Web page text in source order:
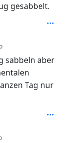
gesabbelt.
sabbeln aber
Tag nur